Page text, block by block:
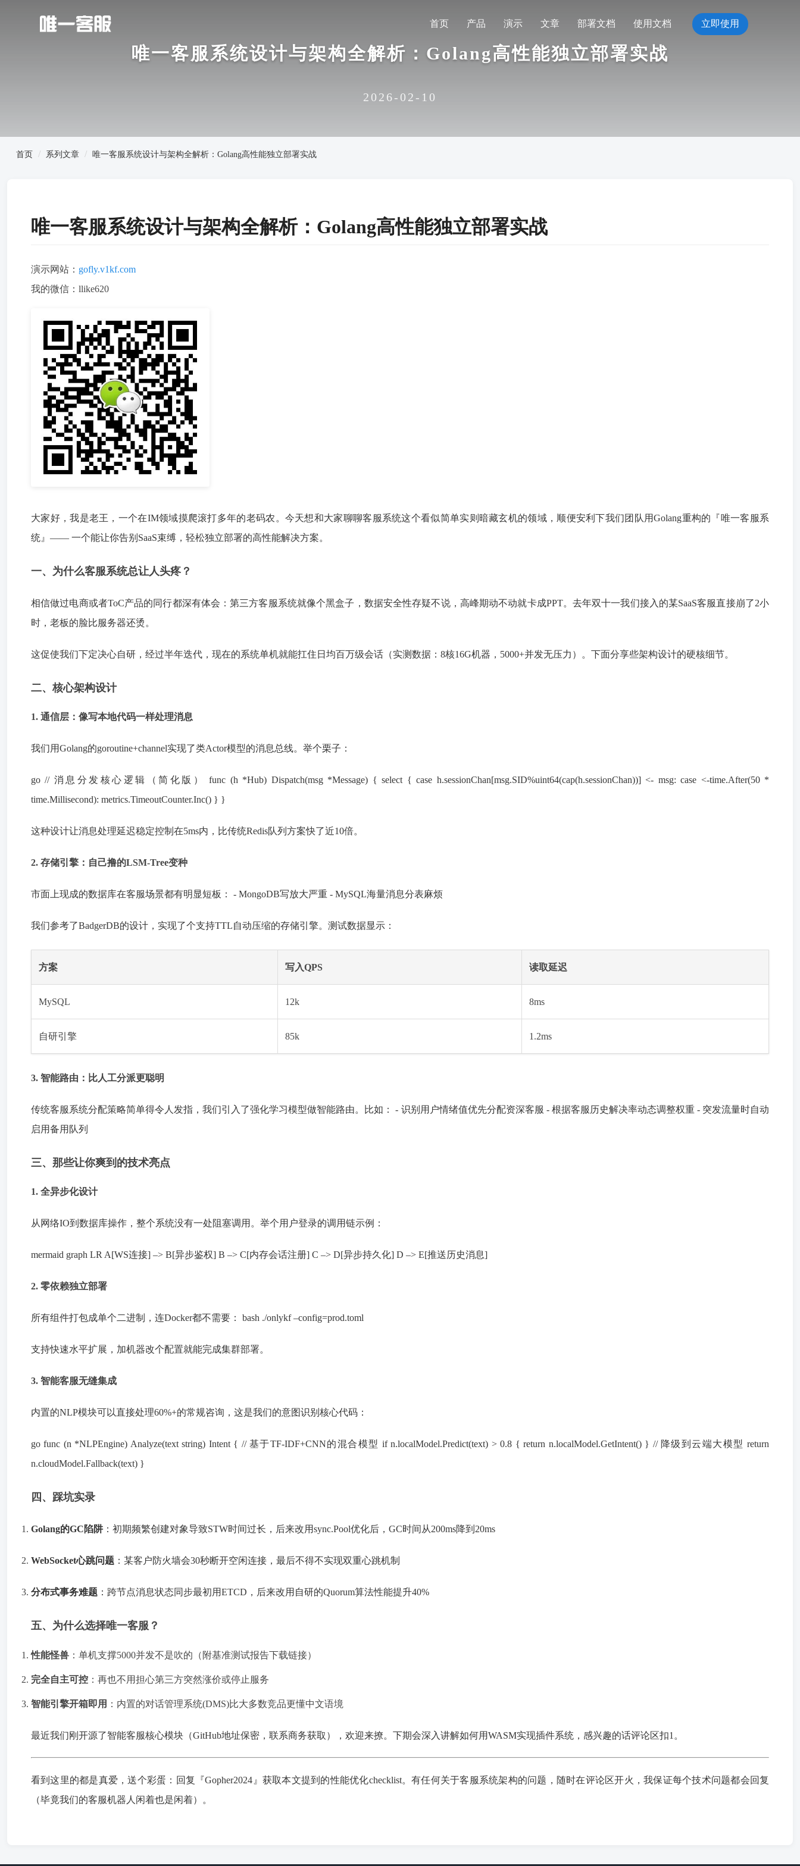
首页 产品 演示 文章 部署文档 使用文档 立即使用
唯一客服系统设计与架构全解析：Golang高性能独立部署实战
2026-02-10
首页 系列文章 唯一客服系统设计与架构全解析：Golang高性能独立部署实战
唯一客服系统设计与架构全解析：Golang高性能独立部署实战
演示网站： gofly.v1kf.com
我的微信：llike620
大家好，我是老王，一个在IM领域摸爬滚打多年的老码农。今天想和大家聊聊客服系统这个看似简单实则暗藏玄机的领域，顺便安利下我们团队用Golang重构的『唯一客服系
统』—— 一个能让你告别SaaS束缚，轻松独立部署的高性能解决方案。
一、为什么客服系统总让人头疼？
相信做过电商或者ToC产品的同行都深有体会：第三方客服系统就像个黑盒子，数据安全性存疑不说，高峰期动不动就卡成PPT。去年双十一我们接入的某SaaS客服直接崩了2小
时，老板的脸比服务器还烫。
这促使我们下定决心自研，经过半年迭代，现在的系统单机就能扛住日均百万级会话（实测数据：8核16G机器，5000+并发无压力）。下面分享些架构设计的硬核细节。
二、核心架构设计
1. 通信层：像写本地代码一样处理消息
我们用Golang的goroutine+channel实现了类Actor模型的消息总线。举个栗子：
go // 消息分发核心逻辑（简化版） func (h *Hub) Dispatch(msg *Message) { select { case h.sessionChan[msg.SID%uint64(cap(h.sessionChan))] <- msg: case <-time.After(50 *
time.Millisecond): metrics.TimeoutCounter.Inc() } }
这种设计让消息处理延迟稳定控制在5ms内，比传统Redis队列方案快了近10倍。
2. 存储引擎：自己撸的LSM-Tree变种
市面上现成的数据库在客服场景都有明显短板： - MongoDB写放大严重 - MySQL海量消息分表麻烦
我们参考了BadgerDB的设计，实现了个支持TTL自动压缩的存储引擎。测试数据显示：
方案 写入QPS 读取延迟
MySQL 12k 8ms
自研引擎 85k 1.2ms
3. 智能路由：比人工分派更聪明
传统客服系统分配策略简单得令人发指，我们引入了强化学习模型做智能路由。比如： - 识别用户情绪值优先分配资深客服 - 根据客服历史解决率动态调整权重 - 突发流量时自动
启用备用队列
三、那些让你爽到的技术亮点
1. 全异步化设计
从网络IO到数据库操作，整个系统没有一处阻塞调用。举个用户登录的调用链示例：
mermaid graph LR A[WS连接] –> B[异步鉴权] B –> C[内存会话注册] C –> D[异步持久化] D –> E[推送历史消息]
2. 零依赖独立部署
所有组件打包成单个二进制，连Docker都不需要： bash ./onlykf –config=prod.toml
支持快速水平扩展，加机器改个配置就能完成集群部署。
3. 智能客服无缝集成
内置的NLP模块可以直接处理60%+的常规咨询，这是我们的意图识别核心代码：
go func (n *NLPEngine) Analyze(text string) Intent { // 基于TF-IDF+CNN的混合模型 if n.localModel.Predict(text) > 0.8 { return n.localModel.GetIntent() } // 降级到云端大模型 return
n.cloudModel.Fallback(text) }
四、踩坑实录
Golang的GC陷阱 ：初期频繁创建对象导致STW时间过长，后来改用sync.Pool优化后，GC时间从200ms降到20ms
WebSocket心跳问题 ：某客户防火墙会30秒断开空闲连接，最后不得不实现双重心跳机制
分布式事务难题 ：跨节点消息状态同步最初用ETCD，后来改用自研的Quorum算法性能提升40%
五、为什么选择唯一客服？
性能怪兽 ：单机支撑5000并发不是吹的（附基准测试报告下载链接）
完全自主可控 ：再也不用担心第三方突然涨价或停止服务
智能引擎开箱即用 ：内置的对话管理系统(DMS)比大多数竞品更懂中文语境
最近我们刚开源了智能客服核心模块（GitHub地址保密，联系商务获取），欢迎来撩。下期会深入讲解如何用WASM实现插件系统，感兴趣的话评论区扣1。
看到这里的都是真爱，送个彩蛋：回复『Gopher2024』获取本文提到的性能优化checklist。有任何关于客服系统架构的问题，随时在评论区开火，我保证每个技术问题都会回复
（毕竟我们的客服机器人闲着也是闲着）。